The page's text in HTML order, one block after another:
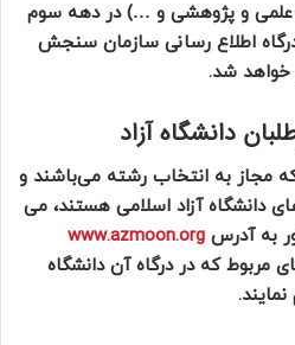
علمی و پژوهشی و …) در دهه سوم
1402 از طریق درگاه اطلاع رسانی سازمان سنجش
خواهد شد.
دانشگاه آزاد
آزمون دکتری 1402 که مجاز به انتخاب رشته می‌باشند و
دانشگاه آزاد اسلامی هستند، می
به آدرس www.azmoon.org
مربوط که در درگاه آن دانشگاه